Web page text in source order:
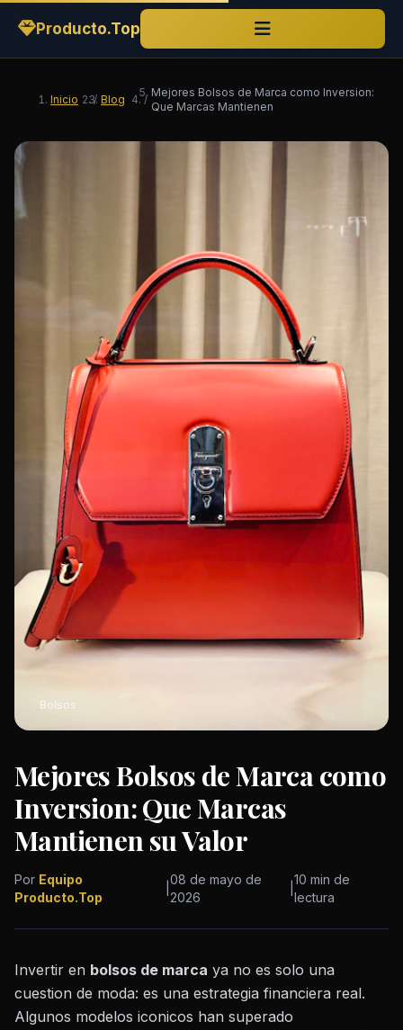
Producto.Top
Inicio / Blog /
Mejores Bolsos de Marca como Inversion:
Que Marcas Mantienen
Bolsos
Mejores Bolsos de Marca como
Inversion: Que Marcas
Mantienen su Valor
Por Equipo
Producto.Top
08 de mayo de
2026
10 min de
lectura
Invertir en bolsos de marca ya no es solo una
cuestion de moda: es una estrategia financiera real.
Algunos modelos iconicos han superado